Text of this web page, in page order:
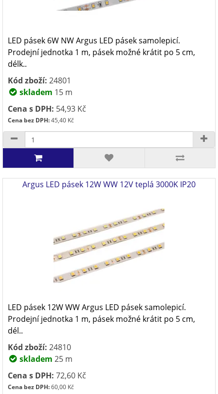
LED pásek 6W NW Argus LED pásek samolepicí.
Prodejní jednotka 1 m, pásek možné krátit po 5 cm,
délk..
Kód zboží: 24801
skladem 15 m
Cena s DPH: 54,93 Kč
Cena bez DPH:45,40 Kč
Argus LED pásek 12W WW 12V teplá 3000K IP20
LED pásek 12W WW Argus LED pásek samolepicí.
Prodejní jednotka 1 m, pásek možné krátit po 5 cm,
dél..
Kód zboží: 24810
skladem 25 m
Cena s DPH: 72,60 Kč
Cena bez DPH:60,00 Kč